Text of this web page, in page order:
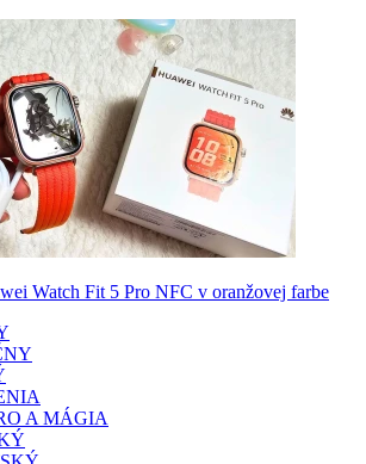
Watch Fit 5 Pro NFC v oranžovej farbe
A MÁGIA